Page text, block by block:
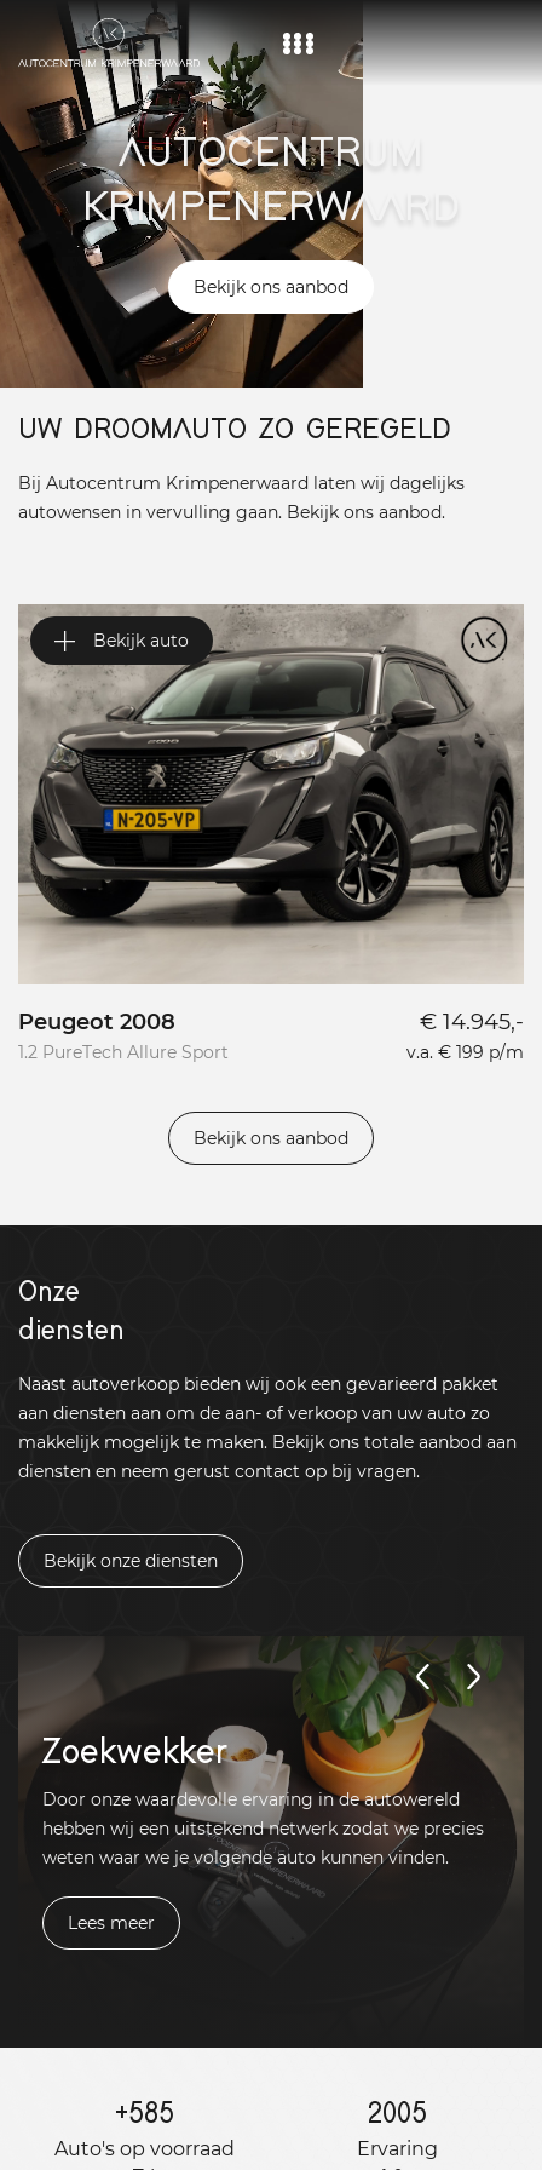
Home
Aanbod
Diensten
Over ons
Vacature
Contact
AUTOCENTRUM
KRIMPENERWAARD
Bekijk ons aanbod
UW DROOMAUTO ZO GEREGELD
Bij Autocentrum Krimpenerwaard laten wij dagelijks
autowensen in vervulling gaan. Bekijk ons aanbod.
Bekijk auto
Peugeot 2008
1.2 PureTech Allure Sport
€ 14.945,-
v.a. € 199 p/m
Bekijk ons aanbod
Onze
diensten
Naast autoverkoop bieden wij ook een gevarieerd pakket
aan diensten aan om de aan- of verkoop van uw auto zo
makkelijk mogelijk te maken. Bekijk ons totale aanbod aan
diensten en neem gerust contact op bij vragen.
Bekijk onze diensten
Zoekwekker
Door onze waardevolle ervaring in de autowereld
hebben wij een uitstekend netwerk zodat we precies
weten waar we je volgende auto kunnen vinden.
Lees meer
+585
Auto's op voorraad
2005
Ervaring